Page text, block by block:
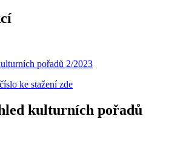
ke stažení zde
kulturních pořadů